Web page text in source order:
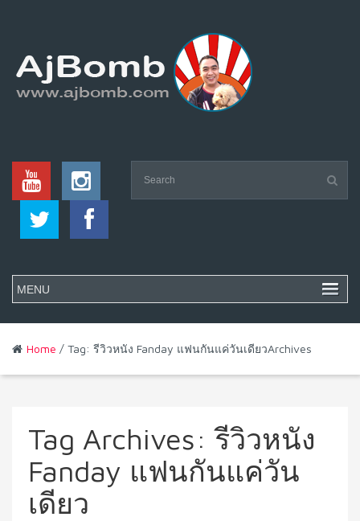
Home / Tag: รีวิวหนัง Fanday แฟนกันแค่วันเดียวArchives
Tag Archives:รีวิวหนัง
Fanday แฟนกันแค่วัน
เดียว